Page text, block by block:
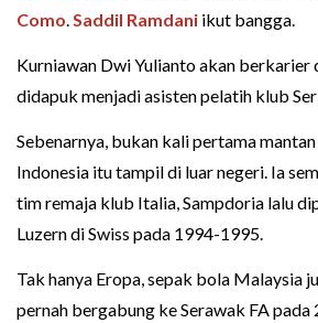
Como.Saddil Ramdani ikut bangga.
Kurniawan Dwi Yulianto akan berkarier
didapuk menjadi asisten pelatih klub
Sebenarnya, bukan kali pertama
Indonesia itu tampil di luar negeri. Ia
tim remaja klub Italia, Sampdoria lalu
Luzern di Swiss pada 1994-1995.
Tak hanya Eropa, sepak bola Malaysia
pernah bergabung ke Serawak FA